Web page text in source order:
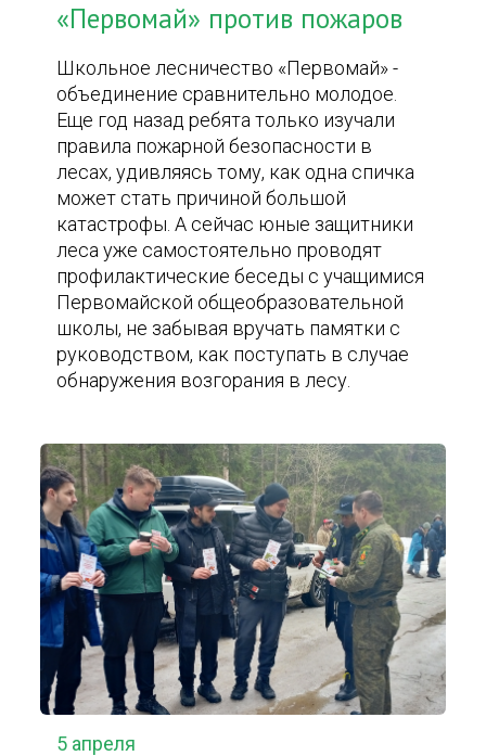
«Первомай» против пожаров
Школьное лесничество «Первомай» -
объединение сравнительно молодое.
Еще год назад ребята только изучали
правила пожарной безопасности в
лесах, удивляясь тому, как одна спичка
может стать причиной большой
катастрофы. А сейчас юные защитники
леса уже самостоятельно проводят
профилактические беседы с учащимися
Первомайской общеобразовательной
школы, не забывая вручать памятки с
руководством, как поступать в случае
обнаружения возгорания в лесу.
5 апреля